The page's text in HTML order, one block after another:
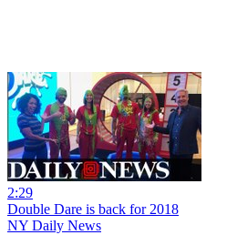
2:29
Double Dare is back for 2018
NY Daily News